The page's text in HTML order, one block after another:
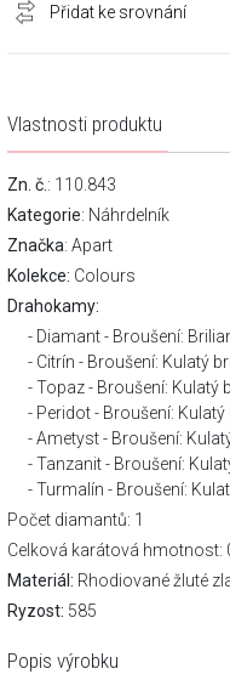
Přidat ke srovnání
Vlastnosti produktu
Zn. č. : 110.843
Kategorie: Náhrdelník
Značka: Apart
Kolekce: Colours
Drahokamy:
Diamant - Broušení:
Citrín - Broušení: Kulatý
Topaz - Broušení: Kulatý
Peridot - Broušení:
Ametyst - Broušení:
Tanzanit - Broušení:
Turmalín - Broušení:
Počet diamantů: 1
Celková karátová hmotnost:
Materiál: Rhodiované žluté
Ryzost: 585
Popis výrobku